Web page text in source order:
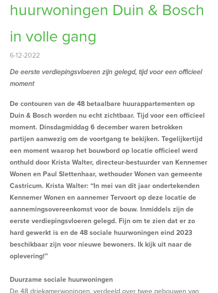
huurwoningen Duin & Bosch
in volle gang
6-12-2022
De eerste verdiepingsvloeren zijn gelegd, tijd voor een officieel
moment
De contouren van de 48 betaalbare huurappartementen op
Duin & Bosch worden nu echt zichtbaar. Tijd voor een officieel
moment. Dinsdagmiddag 6 december waren betrokken
partijen aanwezig om de voortgang te bekijken. Tegelijkertijd
een moment waarop het bouwbord op locatie officieel werd
onthuld door Krista Walter, directeur-bestuurder van Kennemer
Wonen en Paul Slettenhaar, wethouder Wonen van gemeente
Castricum. Krista Walter: “In mei van dit jaar ondertekenden
Kennemer Wonen en aannemer Tervoort op deze locatie de
aannemingsovereenkomst voor de bouw. Inmiddels zijn de
eerste verdiepingsvloeren gelegd. Fijn om te zien dat er zo
hard gewerkt is en de 48 sociale huurwoningen eind 2023
beschikbaar zijn voor nieuwe bewoners. Ik kijk uit naar de
oplevering!”
Duurzame sociale huurwoningen